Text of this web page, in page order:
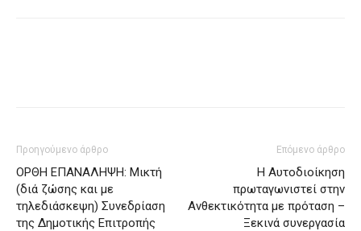
Προηγούμενο άρθρο
ΟΡΘΗ ΕΠΑΝΑΛΗΨΗ: Μικτή
(διά ζώσης και με
τηλεδιάσκεψη) Συνεδρίαση
της Δημοτικής Επιτροπής
Επόμενο άρθρο
Η Αυτοδιοίκηση
πρωταγωνιστεί στην
Ανθεκτικότητα με πρόταση –
Ξεκινά συνεργασία